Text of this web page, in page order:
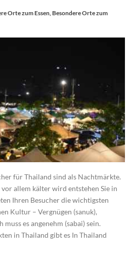
Orte zum Essen,Besondere Orte zum
für Thailand sind als Nachtmärkte.
allem kälter wird entstehen Sie in
Ihren Besucher die wichtigsten
Kultur – Vergnügen (sanuk),
es angenehm (sabai) sein.
in Thailand gibt es In Thailand